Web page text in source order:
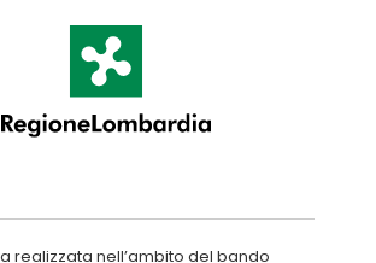
realizzata nell’ambito del bando